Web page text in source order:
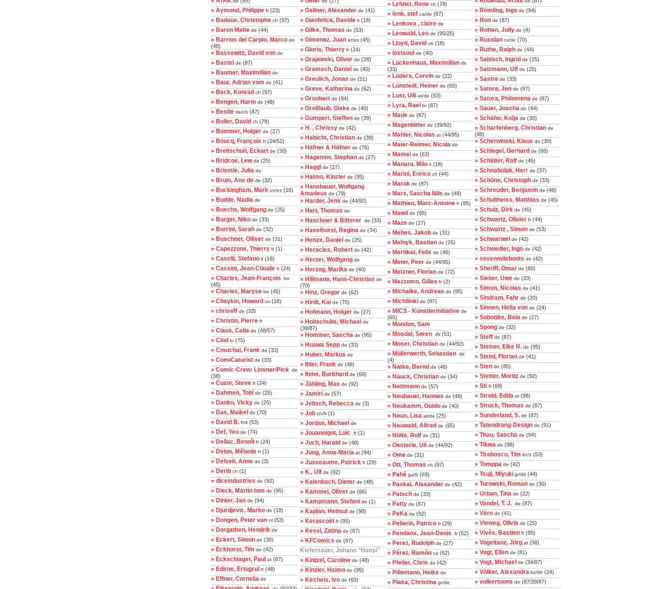
» Aymond, Philippe fr(23)
» Badoux, Christophe ch (97)
» Baron Malte de (44)
» Barrios del Carpio, Marco de
(48)
» Bassewitz, David von de
» Bastel de (87)
» Baumer, Maximilian de
» Baur, Adrian vom de (41)
» Beck, Konrad ch (97)
» Bengen, Harm de (48)
» Bestie de/ch (87)
» Boller, David ch (78)
» Bommer, Holger de (27)
» Boucq, François fr(24/52)
» Breitschuh, Eckart de (30)
» Bridcoe, Lewde (25)
» Briemle, Julia de
» Bruin, Ans de de (32)
» Buckingham, Mark us/es (18)
» Budde, Nadia de
» Buechs, Wolfgang de (25)
» Burger, Niko de (33)
» Burrini, Sarah de (32)
» Buschner, Olliver de (31)
» Capezzone, Thierry fr(1)
» Caselli, Stefano it (18)
» Cassini, Jean-Claude fr(24)
» Charles, Jean-François be
(45)
» Charles, Maryse be (45)
» Chaykin, Howard us (18)
» chriseff de (33)
» Christin, Pierre fr
» Claus, Calle de (48/57)
» Clod lu (75)
» Cmuchal, Frank de (33)
» ComiCaturist de (33)
» Comic-Crew: Linsner/Pick de
(38)
» Cuzor, Steve fr(24)
» Dahmen, Tobi de (25)
» Danko, Vicky de (25)
» Das, Maikel de (70)
» David B. fr/it (53)
» Def, Yeo de (74)
» Dellac, Benoît fr(24)
» Delon, Mélanie fr(1)
» Delseit, Anne de (3)
» Derib ch (1)
» diceindustries de (92)
» Dieck, Martin tom de (95)
» Dinter, Jan de (94)
» Djurdjevic, Marko de (18)
» Dongen, Peter van nl (53)
» Dorgathen, Hendrik de
» Eckert, Simon de (30)
» Eckhorst, Tim de (42)
» Eckschlager, Paul at (87)
» Edirne, Ertugrul tr(48)
» Effner, Cornelia de
» Gellner, Alexander de (41)
» Gianfelice, Davide it (18)
» Gilke, Thomas de (53)
» Gimenez, Juan ar/es (45)
» Gloris, Thierry fr(24)
» Grajewski, Oliver de (28)
» Gramsch, Daniel de (40)
» Greulich, Jonas de (51)
» Greve, Katharina de (62)
» Groobert de (94)
» Großlaub, Giske de (40)
» Gumpert, Steffen de (39)
» H. , Chrissy de (42)
» Habicht, Christian de (39)
» Häfner & Häfner de (76)
» Hagenow, Stephan de (27)
» Haggi de (27)
» Haimo, Kinzler de (95)
» Hansbauer, Wolfgang
Amadeus de (79)
» Harder, Jens de (44/92)
» Hart, Thomas de
» Haschner & Bitterer de (33)
» Haselhorst, Regina de (34)
» Henze, Daniel de (25)
» Heracles, Robert de (42)
» Herzer, Wolfgang de
» Herzog, Marika de (40)
» Hillmann, Hans-Christian de
(70)
» Hinz, Gregor de (62)
» Hirdt, Kai de (70)
» Hofmann, Holger de (27)
» Holtschulte, Michael de
(39/87)
» Hommer, Sascha de (95)
» Huawa Sepp de (33)
» Huber, Markus de
» Ihler, Frank de (48)
» Ihme, Burkhard de (68)
» Jähling, Max de (92)
» Jamiri de (57)
» Jeltsch, Rebecca de (3)
» Job ch/fr(1)
» Jordan, Michael de
» Jouannigot, Loïc fr(1)
» Juch, Harald de (48)
» Jung, Anna-Maria at (94)
» Jusseaume, Patrick fr(29)
» K., Ulf de (92)
» Kalenbach, Dieter de (48)
» Kammel, Oliver de (66)
» Kampmann, Stefani de (1)
» Kaplan, Helmut de (98)
» Kerascoët fr(95)
» Kessl, Zatina de (87)
» KFComics de (87)
Kiefersauer, Johann "Hansi"
» Kintzel, Caroline de (48)
» Kinzler, Haimo de (95)
» Kircheis, Ivo de (63)
» Lehner, Rene ch (78)
» lenk, stef ca/de (87)
» Lenkova , claire de
» Leowald, Leo de (95/25)
» Lloyd, David uk (18)
» lostsoul de (40)
» Lückenhaus, Maximilian de
(33)
» Lüders, Corvin de (22)
» Lünstedt, Heiner de (65)
» Lust, Ulli at/de (53)
» Lyra, Rael br(87)
» Made de (87)
» Magenbitter de (39/92)
» Mahler, Nicolas at (44/95)
» Maier-Reimer, Nicola de
» Mamei de (63)
» Manara, Milo it (18)
» Marini, Enrico ch (44)
» Marok de (87)
» Marx, Sascha Nils de (48)
» Mathieu, Marc-Antoine fr(95)
» Mawil de (95)
» Maze de (27)
» Mebes, Jakob de (31)
» Melnyk, Bastian de (25)
» Mertikat, Felix de (46)
» Meter, Peer de (44/95)
» Metzner, Florian de (72)
» Mezzomo, Gilles fr(2)
» Michalke, Andreas de (95)
» Michilinki de (87)
» MICS - Künstlerinitiative de
(65)
» Mondon, Sam
» Mosdal, Søren dk (51)
» Moser, Christian de (44/92)
» Müllerwerth, Sebastian de
(4)
» Natke, Bernd de (48)
» Nauck, Christian de (34)
» Nettmann de (57)
» Neubauer, Hannes de (48)
» Neukamm, Guido de (40)
» Neun, Lisa at/de (25)
» Neuwald, Alfred de (65)
» Nölte, Rolf de (31)
» Oesterle, Uli de (44/92)
» Ome de (31)
» Ott, Thomas ch (97)
» Pahé ga/fr(69)
» Paskal, Alexander de (42)
» Patsch de (33)
» Patty de (87)
» PeKa de (92)
» Pellerin, Patrice fr(29)
» Pendanx, Jean-Denis fr(52)
» Perez, Rudolph de (27)
» Pérez, Ramón ca (62)
» Pfeiler, Chris de (42)
» Pillemann, Heike de
» Plaka, Christina gr/de
» Römling, Ingo de (94)
» Ron de (87)
» Rotten, Jolly de (4)
» RussIan ru/de (70)
» Ruthe, Ralph de (44)
» Sabisch, Ingrid de (25)
» Salzmann, Ulf de (25)
» Sastre de (33)
» Satora, Jen de (87)
» Satora, Philomena de (87)
» Sauer, Joscha de (44)
» Schäfer, Kolja de (30)
» Scharfenberg, Christian de
(48)
» Scherwinski, Klaus de (30)
» Schlegel, Gerhard de (66)
» Schlüter, Ralf de (45)
» Schnabulak, Herr de (37)
» Schöne, Christoph de (33)
» Schreuder, Benjamin de (46)
» Schultheiss, Matthias de (45)
» Schulz, Dirk de (45)
» Schwartz, Olivier fr(44)
» Schwartz , Simon de (53)
» Schwarwel de (42)
» Schwedler, Ingo de (42)
» sevenmileboots de (42)
» Sheriff, Omar de (80)
» Sieber, Uwe de (33)
» Simon, Nicolas de (41)
» Sindram, Fahr de (20)
» Sinnen, Hella von de (24)
» Sobottke, Bela de (27)
» Spong de (32)
» Steff de (87)
» Steiner, Elke R. de (95)
» Steinl, Florian de (41)
» Sten de (85)
» Stetter, Moritz de (92)
» Sti fr(69)
» Strobl, Edda at (98)
» Struck, Thomas de (87)
» Sunderland, S. de (87)
» Tatendrang-Design de (91)
» Thau, Sascha de (94)
» Tikwa de (88)
» Tirabosco, Tim it/ch (53)
» Tomppa de (42)
» Tsuji, Miyuki jp/de (44)
» Turowski, Roman de (30)
» Urban, Tina de (22)
» Vandel, T. J. de (87)
» Véro de (41)
» Vieweg, Olivia de (25)
» Vivès, Bastien fr(95)
» Vogeltanz, Jörg at (98)
» Vogt, Ellen de (81)
» Vogt, Michael de (34/87)
» Völker, Alexandra kz/de (24)
» volkertoons de (87/39/87)